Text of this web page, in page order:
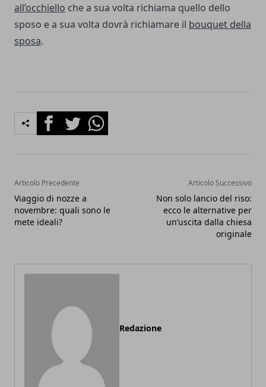
all’occhiello che a sua volta richiama quello dello
sposo e a sua volta dovrà richiamare il bouquet della
sposa.
FacebookTwitterWhatsapp
Articolo Precedente
Viaggio di nozze a
novembre: quali sono le
mete ideali?
Articolo Successivo
Non solo lancio del riso:
ecco le alternative per
un’uscita dalla chiesa
originale
Redazione